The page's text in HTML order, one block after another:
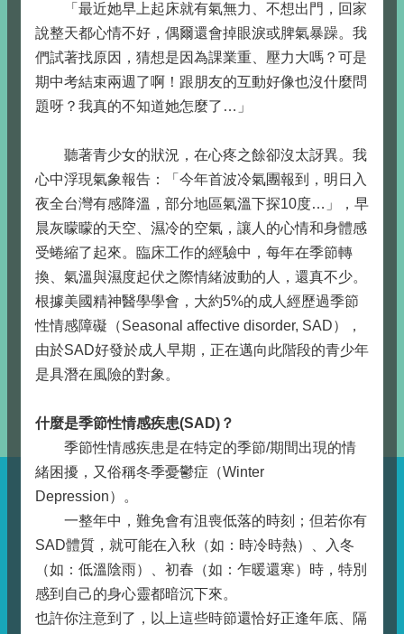
「最近她早上起床就有氣無力、不想出門，回家
說整天都心情不好，偶爾還會掉眼淚或脾氣暴躁。我
們試著找原因，猜想是因為課業重、壓力大嗎？可是
期中考結束兩週了啊！跟朋友的互動好像也沒什麼問
題呀？我真的不知道她怎麼了…」
聽著青少女的狀況，在心疼之餘卻沒太訝異。我
心中浮現氣象報告：「今年首波冷氣團報到，明日入
夜全台灣有感降溫，部分地區氣溫下探10度…」，早
晨灰矇矇的天空、濕冷的空氣，讓人的心情和身體感
受蜷縮了起來。臨床工作的經驗中，每年在季節轉
換、氣溫與濕度起伏之際情緒波動的人，還真不少。
根據美國精神醫學學會，大約5%的成人經歷過季節
性情感障礙（Seasonal affective disorder, SAD），
由於SAD好發於成人早期，正在邁向此階段的青少年
是具潛在風險的對象。
什麼是季節性情感疾患(SAD)？
季節性情感疾患是在特定的季節/期間出現的情
緒困擾，又俗稱冬季憂鬱症（Winter
Depression）。
一整年中，難免會有沮喪低落的時刻；但若你有
SAD體質，就可能在入秋（如：時冷時熱）、入冬
（如：低溫陰雨）、初春（如：乍暖還寒）時，特別
感到自己的身心靈都暗沉下來。
也許你注意到了，以上這些時節還恰好正逢年底、隔